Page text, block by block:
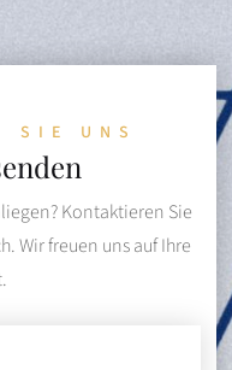
SIE UNS
Kontaktieren Sie
Wir freuen uns auf Ihre